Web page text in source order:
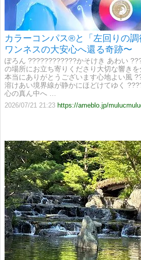
カラーコンパス®と「左回りの
ワンネスの大安心へ還る奇跡〜
ぽろん ????????????​かそけき あわい
の場所にお立ち寄りくださり大切な響き
本当にありがとうございます心地よい風
溶けあい境界線が静かにほどけてゆく
心の真ん中へ …
2026/07/21 21:23 https://ameblo.jp/